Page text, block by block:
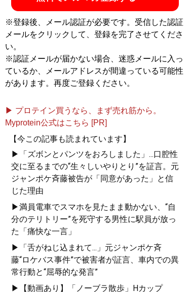
※登録後、メール認証が必要です。受信した認証
メールをクリックして、登録を完了させてくださ
い。
※認証メールが届かない場合、迷惑メールに入っ
ているか、メールアドレスが間違っている可能性
があります。再度ご登録ください。
▶ プロテイン買うなら、まず売れ筋から。
Myprotein公式はこちら [PR]
【今この記事も読まれています】
▶「ズボンとパンツをおろしました」...口腔性
交に至るまでの“生々しいやりとり”を証言。元
ジャンポケ斉藤被告が「同意があった」と信
じた理由
▶満員電車でスマホを見たまま動かない、“自
分のテリトリー”を死守する男性に駅員が放っ
た「痛快な一言」
▶「舌がねじ込まれて...」元ジャンポケ斉
藤“ロケバス事件”で被害者が証言、車内での異
常行動と“屈辱的な発言”
▶【動画あり】「ノーブラ散歩」Hカップ